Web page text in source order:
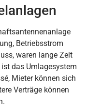
Betriebsstrom
waren lange Zeit
das Umlagesystem
Mieter können sich
Verträge können